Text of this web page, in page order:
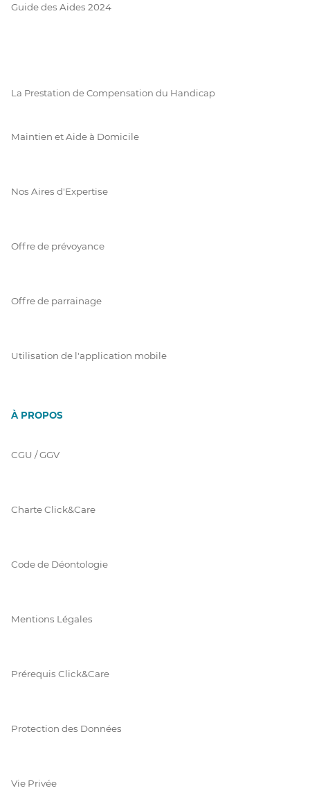
Guide des Aides 2024
La Prestation de Compensation du Handicap
Maintien et Aide à Domicile
Nos Aires d'Expertise
Offre de prévoyance
Offre de parrainage
Utilisation de l'application mobile
À PROPOS
CGU / GGV
Charte Click&Care
Code de Déontologie
Mentions Légales
Prérequis Click&Care
Protection des Données
Vie Privée